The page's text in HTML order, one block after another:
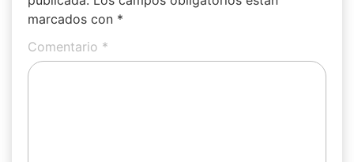
marcados con *
Comentario *